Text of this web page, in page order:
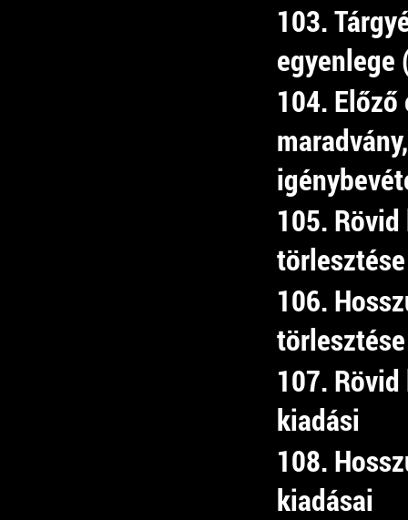
103.
104.
105.
törlesztése
106.
törlesztése
107.
kiadási
108.
kiadásai